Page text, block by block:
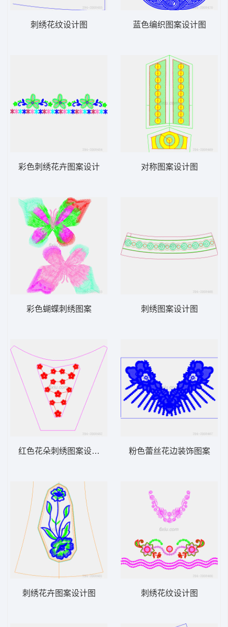
刺绣花纹设计图
彩色刺绣花卉图案设计
彩色蝴蝶刺绣图案
红色花朵刺绣图案设计图
刺绣花卉图案设计图
蓝色编织图案设计图
对称图案设计图
刺绣图案设计图
粉色蕾丝花边装饰图案
刺绣花纹设计图